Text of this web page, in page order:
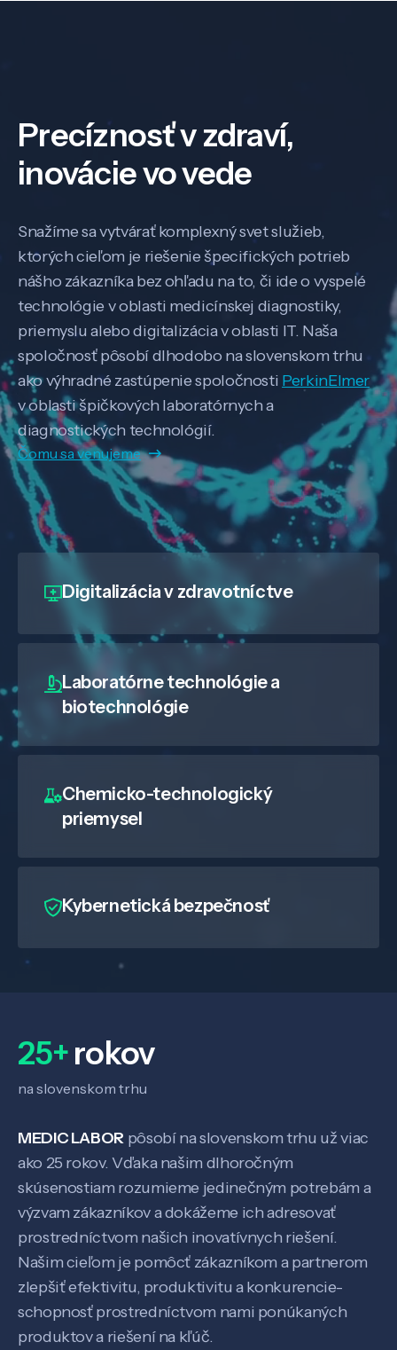
Precíznosť v zdraví,
inovácie vo vede
Snažíme sa vytvárať komplexný svet služieb,
ktorých cieľom je riešenie špecifických potrieb
nášho zákazníka bez ohľadu na to, či ide o vyspelé
technológie v oblasti medicínskej diagnostiky,
priemyslu alebo digitalizácia v oblasti IT. Naša
spoločnosť pôsobí dlhodobo na slovenskom trhu
ako výhradné zastúpenie spoločnosti PerkinElmer
v oblasti špičkových laboratórnych a
diagnostických technológií.
Čomu sa venujeme
Digitalizáciav zdravotníctve
Laboratórne technológie a
biotechnológie
Chemicko-technologický
priemysel
Kybernetická bezpečnosť
25+rokov
na slovenskom trhu
MEDIC LABOR pôsobí na slovenskom trhu už viac
ako 25 rokov. Vďaka našim dlhoročným
skúsenostiam rozumieme jedinečným potrebám a
výzvam zákazníkov a dokážeme ich adresovať
prostredníctvom našich inovatívnych riešení.
Našim cieľom je pomôcť zákazníkom a partnerom
zlepšiť efektivitu, produktivitu a konkurencie-
schopnosť prostredníctvom nami ponúkaných
produktov a riešení na kľúč.